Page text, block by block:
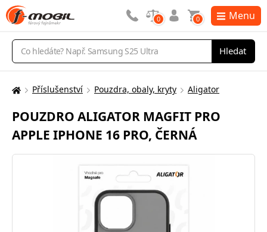
Vyhledávání
Hledat
0 0 Menu
Zde
nacházíte:
Příslušenství Pouzdra, obaly, kryty Aligator
POUZDRO ALIGATOR MAGFIT PRO
APPLE IPHONE 16 PRO, ČERNÁ